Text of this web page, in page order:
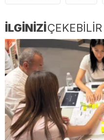
İLGİNİZİÇEKEBİLİR